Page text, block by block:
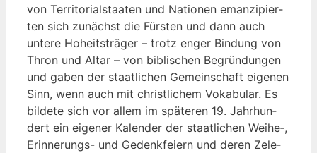
von Ter­ri­to­ri­al­staa­ten und Natio­nen eman­zi­pier­
ten sich zunächst die Fürs­ten und dann auch
unte­re Hoheits­trä­ger – trotz enger Bin­dung von
Thron und Altar – von bibli­schen Begrün­dun­gen
und gaben der staat­li­chen Gemein­schaft eige­nen
Sinn, wenn auch mit christ­li­chem Voka­bu­lar. Es
bil­de­te sich vor allem im spä­te­ren 19. Jahr­hun­
dert ein eige­ner Kalen­der der staat­li­chen Weihe‑,
Erin­ne­rungs- und Gedenk­fei­ern und deren Zele­